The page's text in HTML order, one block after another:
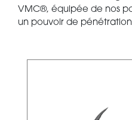
VMC®, équipée de nos
un pouvoir de